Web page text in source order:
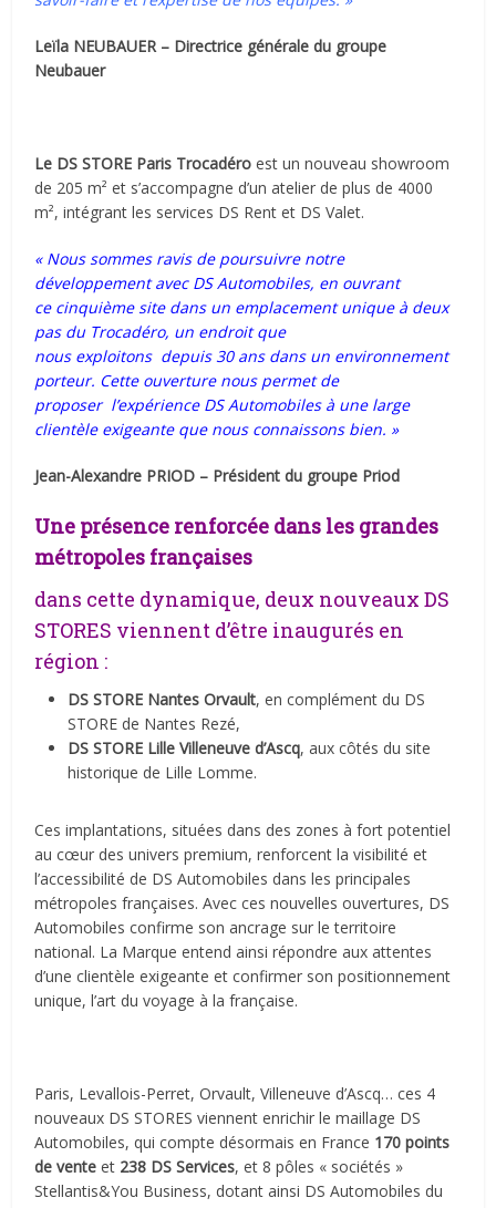
Leïla NEUBAUER – Directrice générale du groupe
Neubauer
Le DSSTORE Paris Trocadéro est un nouveau showroom
de 205 m² et s’accompagne d’un atelier de plus de 4000
m², intégrant les services DS Rent et DS Valet.
« Nous sommes ravis de poursuivre notre
développement avec DS Automobiles, en ouvrant
ce cinquième site dans un emplacement unique à deux
pas du Trocadéro, un endroit que
nous exploitons depuis 30 ans dans un environnement
porteur. Cette ouverture nous permet de
proposer l’expérience DS Automobiles à une large
clientèle exigeante que nous connaissons bien. »
Jean-Alexandre PRIOD – Président du groupe Priod
Une présence renforcée dans les grandes
métropoles françaises
dans cette dynamique, deux nouveaux DS
STORES viennent d’être inaugurés en
région :
DS STORE Nantes Orvault, en complément du DS
STORE de Nantes Rezé,
DS STORE Lille Villeneuve d’Ascq, aux côtés du site
historique de Lille Lomme.
Ces implantations, situées dans des zones à fort potentiel
au cœur des univers premium, renforcent la visibilité et
l’accessibilité de DS Automobiles dans les principales
métropoles françaises. Avec ces nouvelles ouvertures, DS
Automobiles confirme son ancrage sur le territoire
national. La Marque entend ainsi répondre aux attentes
d’une clientèle exigeante et confirmer son positionnement
unique, l’art du voyage à la française.
Paris, Levallois-Perret, Orvault, Villeneuve d’Ascq… ces 4
nouveaux DS STORES viennent enrichir le maillage DS
Automobiles, qui compte désormais en France 170 points
de vente et 238 DS Services, et 8 pôles « sociétés »
Stellantis&You Business, dotant ainsi DS Automobiles du